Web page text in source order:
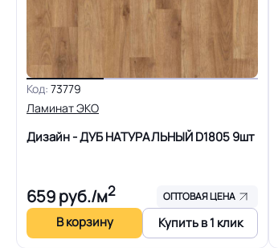
Устойчивость к химии
Защитный слой
Допуск изменения линейных
размеров
Срок службы
Код: 73779
Ламинат ЭКО
Дизайн - ДУБ НАТУРАЛЬНЫЙ D18059шт
659руб./м2 ОПТОВАЯ ЦЕНА
В корзину Купить в 1 клик